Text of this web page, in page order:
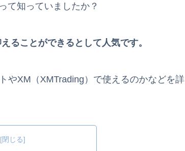
て知っていましたか？
ることができるとして人気です。
やXM（XMTrading）で使えるのかなどを詳